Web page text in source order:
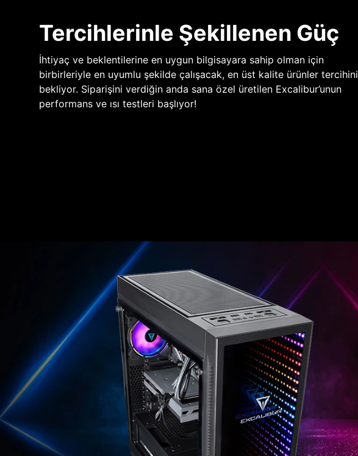
Tercihlerinle Şekillenen Güç
İhtiyaç ve beklentilerine en uygun bilgisayara sahip olman için
birbirleriyle en uyumlu şekilde çalışacak, en üst kalite ürünler tercihini
bekliyor. Siparişini verdiğin anda sana özel üretilen Excalibur’unun
performans ve ısı testleri başlıyor!